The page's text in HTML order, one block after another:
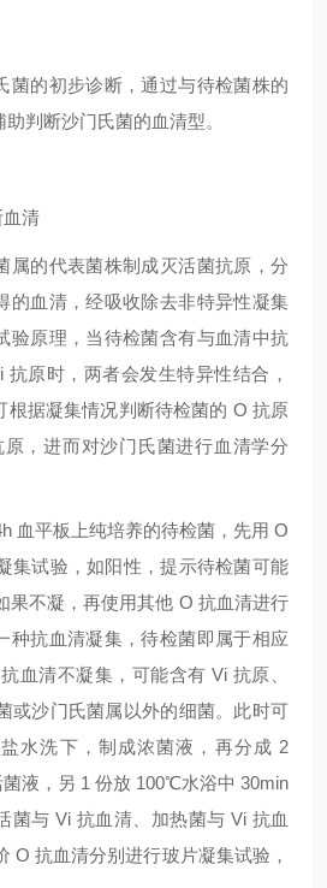
菌的初步诊断，通过与待检菌株的
判断沙门氏菌的血清型。
属的代表菌株制成灭活菌抗原，分
的血清，经吸收除去非特异性凝集
验原理，当待检菌含有与血清中抗
原时，两者会发生特异性结合，
根据凝集情况判断待检菌的 O 抗原
，进而对沙门氏菌进行血清学分
血平板上纯培养的待检菌，先用 O
集试验，如阳性，提示待检菌可能
果不凝，再使用其他 O 抗血清进行
种抗血清凝集，待检菌即属于相应
血清不凝集，可能含有 Vi 抗原、
或沙门氏菌属以外的细菌。此时可
水洗下，制成浓菌液，再分成 2
液，另 1 份放 100℃水浴中 30min
菌与 Vi 抗血清、加热菌与 Vi 抗血
O 抗血清分别进行玻片凝集试验，